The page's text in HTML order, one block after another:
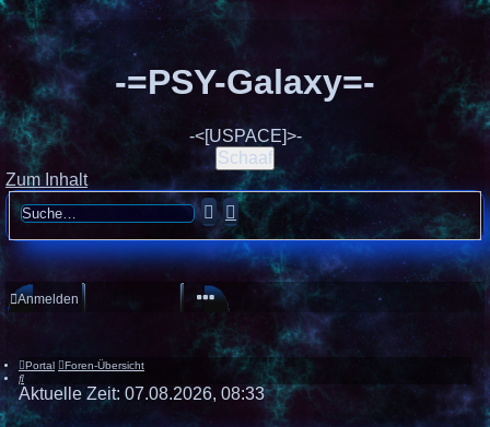
-=PSY-Galaxy=-
-<[USPACE]>-
Schaaf
Zum Inhalt
SucheErweiterte
Suche
Anmelden
Portal
Foren-Übersicht
Suche
Aktuelle Zeit: 07.08.2026, 08:33